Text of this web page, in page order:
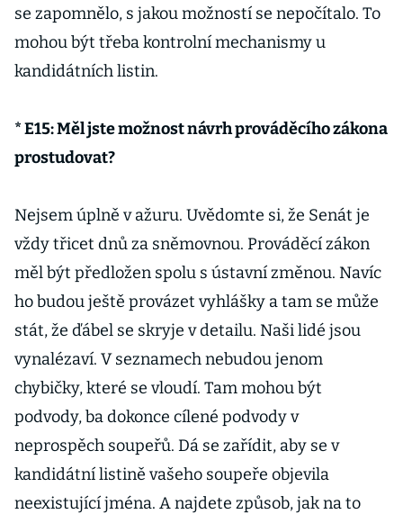
se zapomnělo, s jakou možností se nepočítalo. To
mohou být třeba kontrolní mechanismy u
kandidátních listin.
* E15: Měl jste možnost návrh prováděcího zákona
prostudovat?
Nejsem úplně v ažuru. Uvědomte si, že Senát je
vždy třicet dnů za sněmovnou. Prováděcí zákon
měl být předložen spolu s ústavní změnou. Navíc
ho budou ještě provázet vyhlášky a tam se může
stát, že ďábel se skryje v detailu. Naši lidé jsou
vynalézaví. V seznamech nebudou jenom
chybičky, které se vloudí. Tam mohou být
podvody, ba dokonce cílené podvody v
neprospěch soupeřů. Dá se zařídit, aby se v
kandidátní listině vašeho soupeře objevila
neexistující jména. A najdete způsob, jak na to